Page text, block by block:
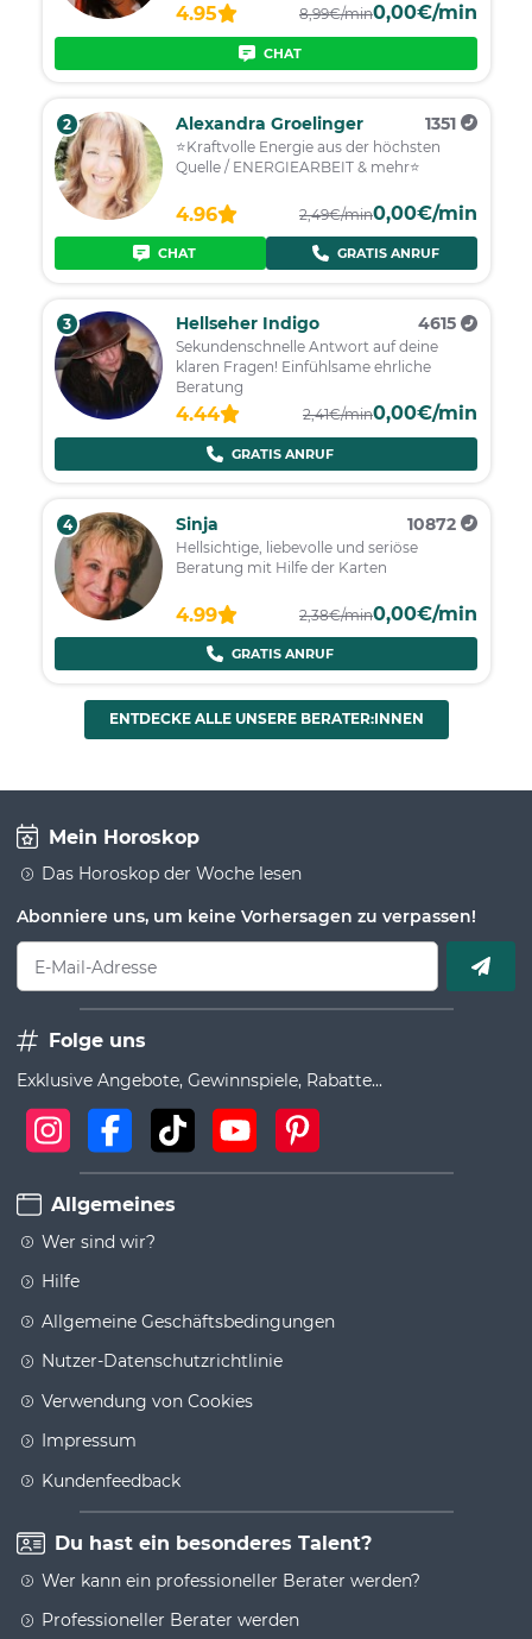
4.95 8,99€/min0,00€/min
CHAT
2 Alexandra Groelinger 1351
⭐️Kraftvolle Energie aus der höchsten
Quelle / ENERGIEARBEIT & mehr⭐️
4.96 2,49€/min0,00€/min
CHAT GRATIS ANRUF
3 Hellseher Indigo 4615
Sekundenschnelle Antwort auf deine
klaren Fragen! Einfühlsame ehrliche
Beratung
4.44 2,41€/min0,00€/min
GRATIS ANRUF
4 Sinja 10872
Hellsichtige, liebevolle und seriöse
Beratung mit Hilfe der Karten
4.99 2,38€/min0,00€/min
GRATIS ANRUF
ENTDECKE ALLE UNSERE BERATER:INNEN
Mein Horoskop
Das Horoskop der Woche lesen
Abonniere uns, um keine Vorhersagen zu verpassen!
E-Mail-Adresse
Folge uns
Exklusive Angebote, Gewinnspiele, Rabatte...
Allgemeines
Wer sind wir?
Hilfe
Allgemeine Geschäftsbedingungen
Nutzer-Datenschutzrichtlinie
Verwendung von Cookies
Impressum
Kundenfeedback
Du hast ein besonderes Talent?
Wer kann ein professioneller Berater werden?
Professioneller Berater werden